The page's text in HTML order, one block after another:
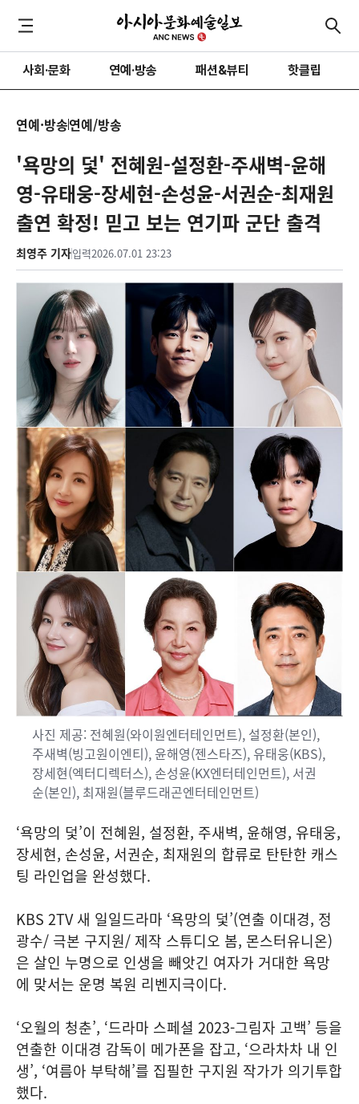
사회·문화 연예·방송 패션&뷰티 핫클립
연예·방송연예/방송
'욕망의 덫' 전혜원-설정환-주새벽-윤해
영-유태웅-장세현-손성윤-서권순-최재원
출연 확정! 믿고 보는 연기파 군단 출격
최영주 기자입력2026.07.01 23:23
사진 제공: 전혜원(와이원엔터테인먼트), 설정환(본인),
주새벽(빙고원이엔티), 윤해영(젠스타즈), 유태웅(KBS),
장세현(엑터디렉터스), 손성윤(KX엔터테인먼트), 서권
순(본인), 최재원(블루드래곤엔터테인먼트)
‘욕망의 덫’이 전혜원, 설정환, 주새벽, 윤해영, 유태웅,
장세현, 손성윤, 서권순, 최재원의 합류로 탄탄한 캐스
팅 라인업을 완성했다.
KBS 2TV 새 일일드라마 ‘욕망의 덫’(연출 이대경, 정
광수/ 극본 구지원/ 제작 스튜디오 봄, 몬스터유니온)
은 살인 누명으로 인생을 빼앗긴 여자가 거대한 욕망
에 맞서는 운명 복원 리벤지극이다.
‘오월의 청춘’, ‘드라마 스페셜 2023-그림자 고백’ 등을
연출한 이대경 감독이 메가폰을 잡고, ‘으라차차 내 인
생’, ‘여름아 부탁해’를 집필한 구지원 작가가 의기투합
했다.